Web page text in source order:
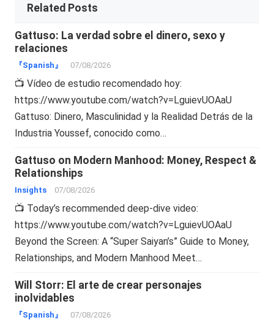
Related Posts
Gattuso: La verdad sobre el dinero, sexo y
relaciones
『Spanish』 07/08/2026
📺 Vídeo de estudio recomendado hoy:
https://www.youtube.com/watch?v=LguievUOAaU
Gattuso: Dinero, Masculinidad y la Realidad Detrás de la
Industria Youssef, conocido como…
Gattuso on Modern Manhood: Money, Respect &
Relationships
Insights 07/08/2026
📺 Today’s recommended deep-dive video:
https://www.youtube.com/watch?v=LguievUOAaU
Beyond the Screen: A “Super Saiyan’s” Guide to Money,
Relationships, and Modern Manhood Meet…
Will Storr: El arte de crear personajes
inolvidables
『Spanish』 07/08/2026